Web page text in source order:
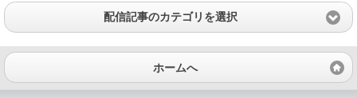
配信記事のカテゴリを選択
ホームへ